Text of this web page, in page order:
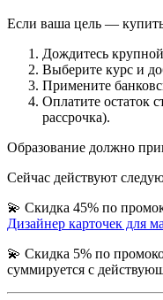
Если ваша цель —
Дождитесь
Выберите курс и
Примените
Оплатите остаток
рассрочка).
Образование должно
Сейчас действуют
💫️ Скидка 45% по
Дизайнер карточек для
💫️ Скидка 5% по
суммируется с